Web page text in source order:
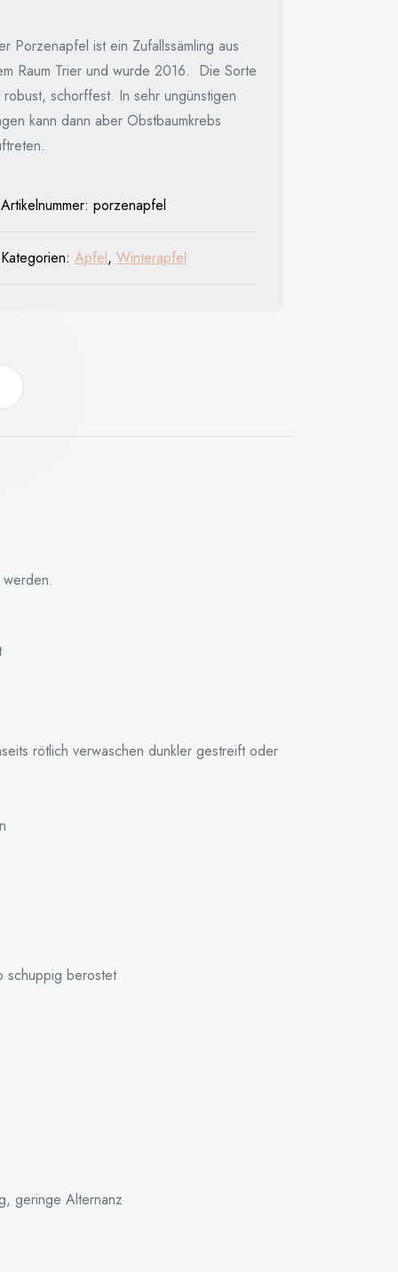
Porzenapfel ist ein Zufallssämling aus
Raum Trier und wurde 2016. Die Sorte
robust, schorffest. In sehr ungünstigen
kann dann aber Obstbaumkrebs
Artikelnummer:porzenapfel
Kategorien:Apfel,Winterapfel
rötlich verwaschen dunkler gestreift oder
schuppig berostet
geringe Alternanz